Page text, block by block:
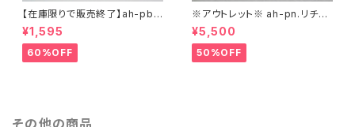
【在庫限りで販売終了】ah-pbL.
パット(大) 2枚【旧タイプ】 Rub
¥1,595
60%OFF
※アウトレット※ ah-pn.リチウ
ムイオン電池(スーパードクター
AH4000用) 1個 Lithium io
n battery
¥5,500
50%OFF
その他の商品